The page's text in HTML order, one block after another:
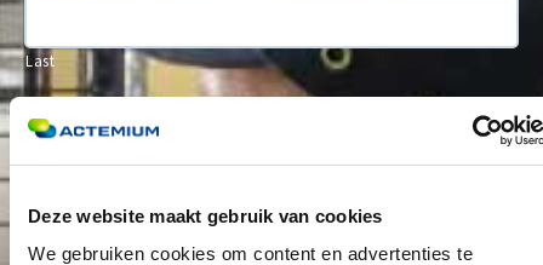
Deze website maakt gebruik van cookies
We gebruiken cookies om content en advertenties te
Last